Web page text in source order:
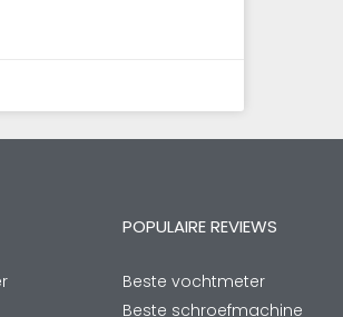
POPULAIRE REVIEWS
Beste vochtmeter
Beste schroefmachine